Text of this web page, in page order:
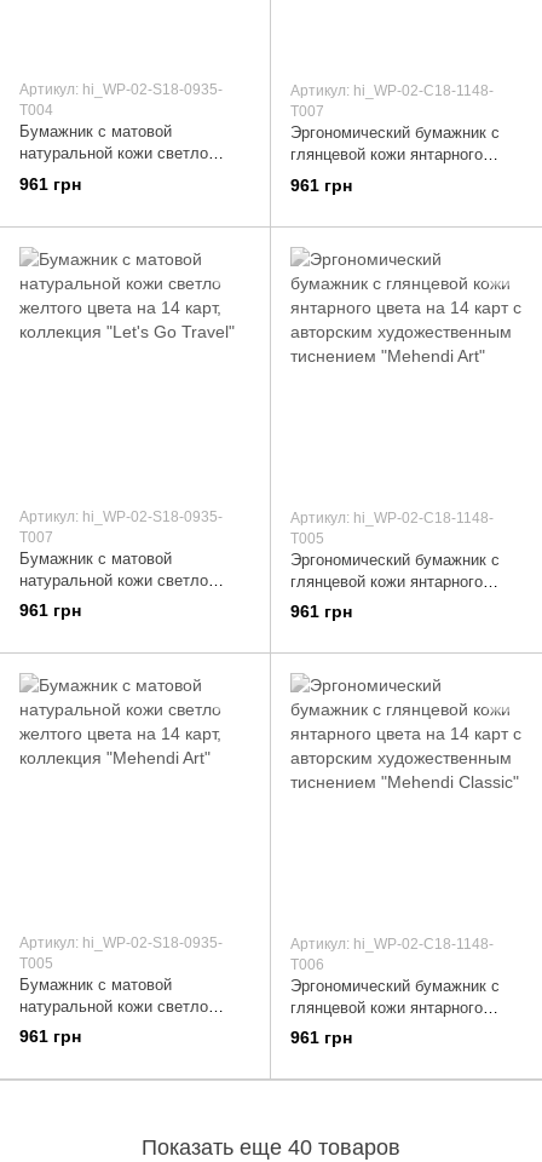
Артикул: hi_WP-02-S18-0935-
T004
Бумажник с матовой
натуральной кожи светло
желтого цвета на 14 карт,
коллекция "Buta Art"
961 грн
Артикул: hi_WP-02-C18-1148-
T007
Эргономический бумажник с
глянцевой кожи янтарного
цвета на 14 карт с авторским
художественным тиснением
961 грн
Артикул: hi_WP-02-S18-0935-
T007
Бумажник с матовой
натуральной кожи светло
желтого цвета на 14 карт,
коллекция "Let's Go Travel"
961 грн
Артикул: hi_WP-02-C18-1148-
T005
Эргономический бумажник с
глянцевой кожи янтарного
цвета на 14 карт с авторским
художественным тиснением
961 грн
Артикул: hi_WP-02-S18-0935-
T005
Бумажник с матовой
натуральной кожи светло
желтого цвета на 14 карт,
коллекция "Mehendi Art"
961 грн
Артикул: hi_WP-02-C18-1148-
T006
Эргономический бумажник с
глянцевой кожи янтарного
цвета на 14 карт с авторским
художественным тиснением
961 грн
Показать еще 40 товаров